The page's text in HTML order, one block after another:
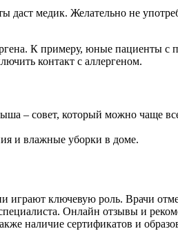
даст медик. Желательно не
К примеру, юные пациенты
контакт с аллергеном.
– совет, который можно чаще
и влажные уборки в доме.
играют ключевую роль. Врачи
Онлайн отзывы и
наличие сертификатов и